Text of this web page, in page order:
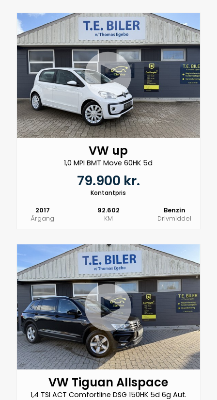
VW up
1,0 MPI BMT Move 60HK 5d
79.900 kr.
Kontantpris
2017
Årgang
92.602
KM
Benzin
Drivmiddel
VW Tiguan Allspace
1,4 TSI ACT Comfortline DSG 150HK 5d 6g Aut.